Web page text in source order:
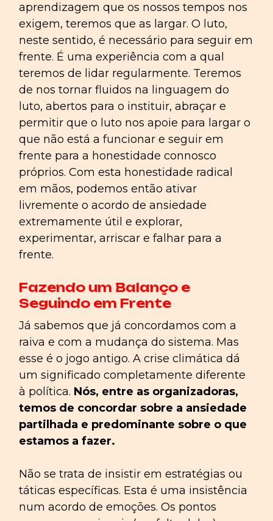
aprendizagem que os nossos tempos nos
exigem, teremos que as largar. O luto,
neste sentido, é necessário para seguir em
frente. É uma experiência com a qual
teremos de lidar regularmente. Teremos
de nos tornar fluidos na linguagem do
luto, abertos para o instituir, abraçar e
permitir que o luto nos apoie para largar o
que não está a funcionar e seguir em
frente para a honestidade connosco
próprios. Com esta honestidade radical
em mãos, podemos então ativar
livremente o acordo de ansiedade
extremamente útil e explorar,
experimentar, arriscar e falhar para a
frente.
Fazendo um Balanço e
Seguindo em Frente
Já sabemos que já concordamos com a
raiva e com a mudança do sistema. Mas
esse é o jogo antigo. A crise climática dá
um significado completamente diferente
à política. Nós, entre as organizadoras,
temos de concordar sobre a ansiedade
partilhada e predominante sobre o que
estamos a fazer.
Não se trata de insistir em estratégias ou
táticas específicas. Esta é uma insistência
num acordo de emoções. Os pontos